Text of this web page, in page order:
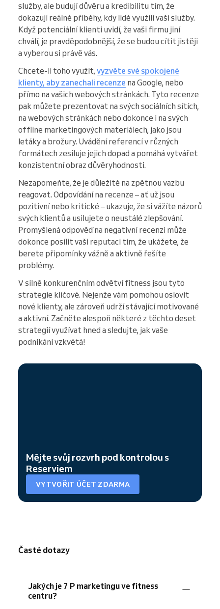
služby, ale budují důvěru a kredibilitu tím, že
dokazují reálné přiběhy, kdy lidé využili vaši služby.
Když potenciální klienti uvidí, že vaši firmu jiní
chválí, je pravděpodobnější, že se budou cítit jistěji
a vyberou si právě vás.
Chcete-li toho využít, vyzvěte své spokojené
klienty, aby zanechali recenze na Google, nebo
přímo na vašich webových stránkách. Tyto recenze
pak můžete prezentovat na svých sociálních sítích,
na webových stránkách nebo dokonce i na svých
offline marketingových materiálech, jako jsou
letáky a brožury. Uvádění referencí v různých
formátech zesiluje jejich dopad a pomáhá vytvářet
konzistentní obraz důvěryhodnosti.
Nezapomeňte, že je důležité na zpětnou vazbu
reagovat. Odpovídání na recenze – ať už jsou
pozitivní nebo kritické – ukazuje, že si vážíte názorů
svých klientů a usilujete o neustálé zlepšování.
Promyšlená odpověď na negativní recenzi může
dokonce posílit vaši reputaci tím, že ukážete, že
berete připomínky vážně a aktivně řešíte
problémy.
V silně konkurenčním odvětví fitness jsou tyto
strategie klíčové. Nejenže vám pomohou oslovit
nové klienty, ale zároveň udrží stávající motivované
a aktivní. Začněte alespoň některé z těchto deset
strategií využívat hned a sledujte, jak vaše
podnikání vzkvétá!
Mějte svůj rozvrh pod kontrolou s
Reserviem
VYTVOŘIT ÚČET ZDARMA
Časté dotazy
Jakých je 7 P marketingu ve fitness
centru?